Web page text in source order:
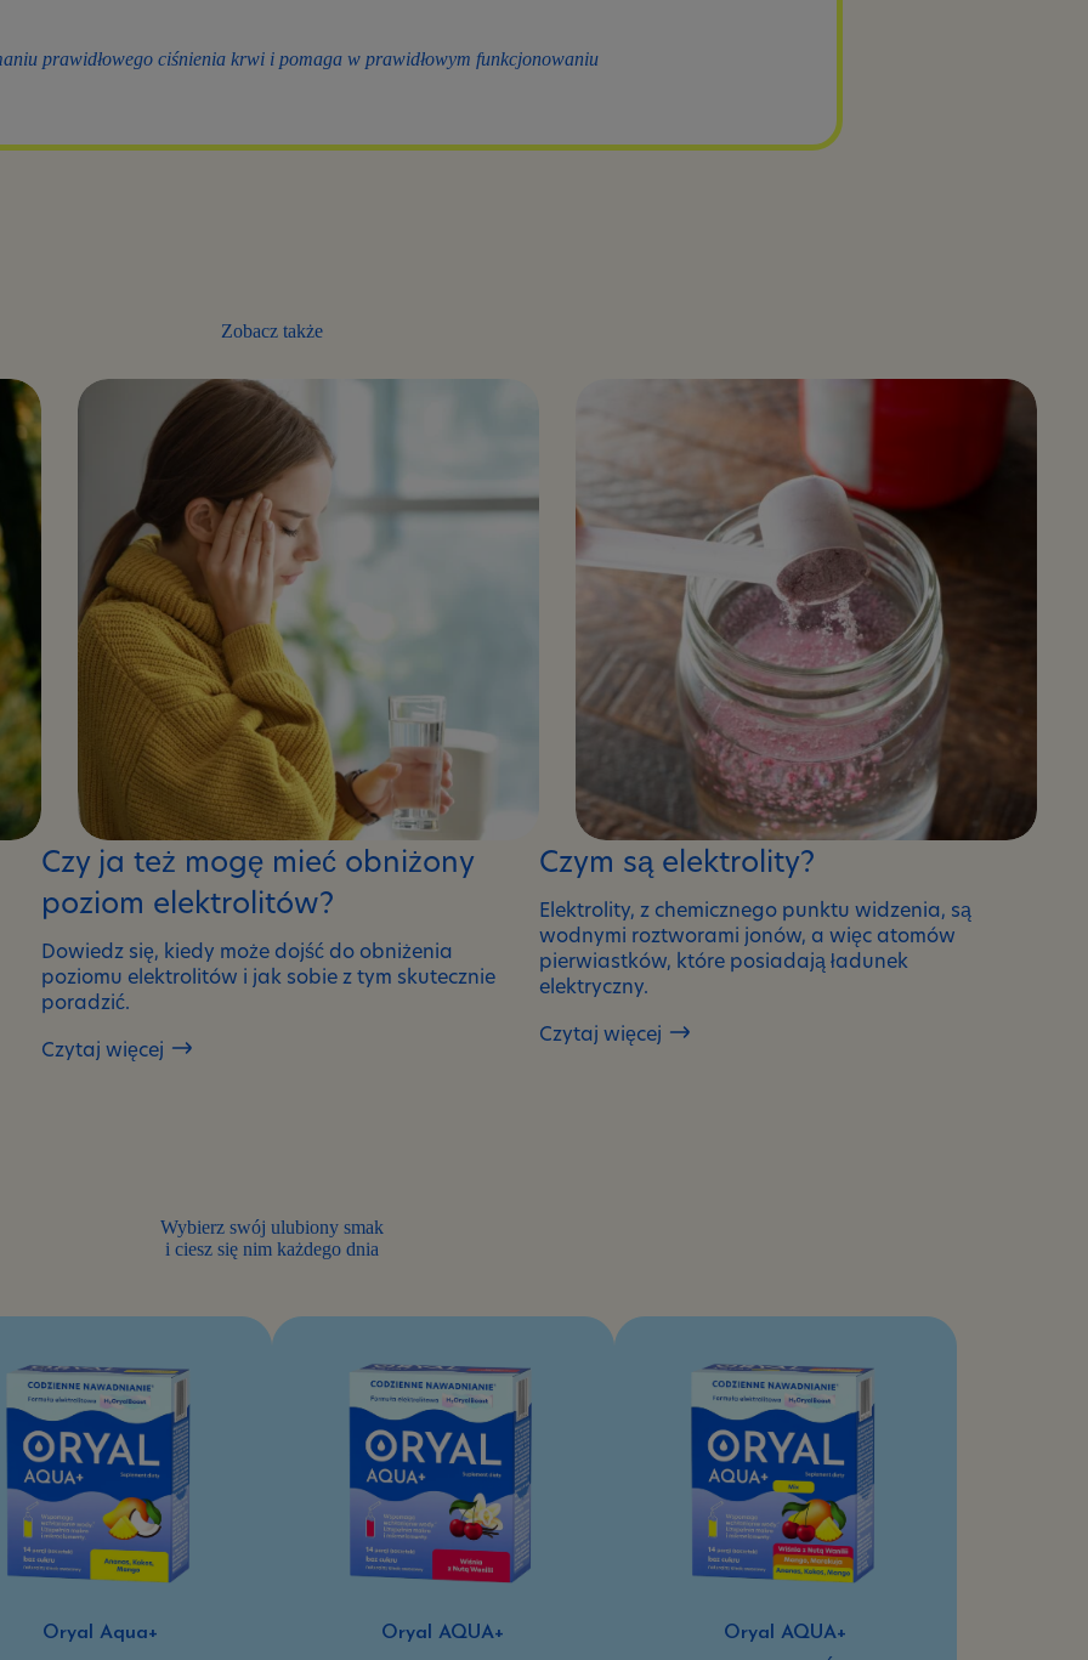
prawidłowego ciśnienia krwi i pomaga w prawidłowym funkcjonowaniu
Zobacz także
Czy ja też mogę mieć obniżony
poziom elektrolitów?
Dowiedz się, kiedy może dojść do obniżenia
poziomu elektrolitów i jak sobie z tym skutecznie
poradzić.
Czytaj więcej
Czy
Czym są elektrolity?
Elektrolity, z chemicznego punktu widzenia, są
wodnymi roztworami jonów, a więc atomów
pierwiastków, które posiadają ładunek
elektryczny.
Czytaj więcej
Czym
Wybierz swój ulubiony smak
i ciesz się nim każdego dnia
Oryal Aqua+ Oryal AQUA+ Oryal AQUA+